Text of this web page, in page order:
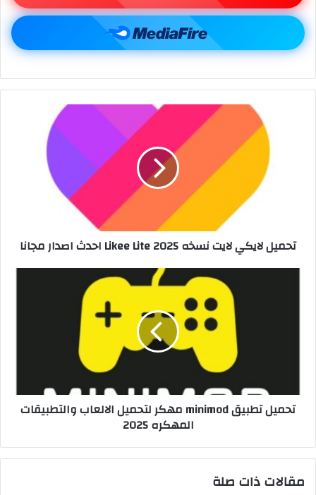
تحميل لايكي لايت نسخه 2025 Likee Lite احدث اصدار مجانا
تحميل تطبيق minimod مهكر لتحميل الالعاب والتطبيقات
المهكره 2025
مقالات ذات صلة